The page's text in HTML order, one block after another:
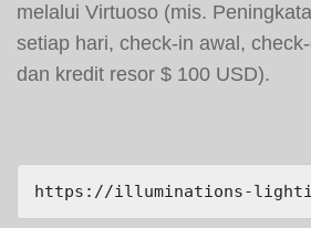
melalui Virtuoso (mis.
setiap hari, check-in awal,
dan kredit resor $ 100 USD).
https://illuminations-